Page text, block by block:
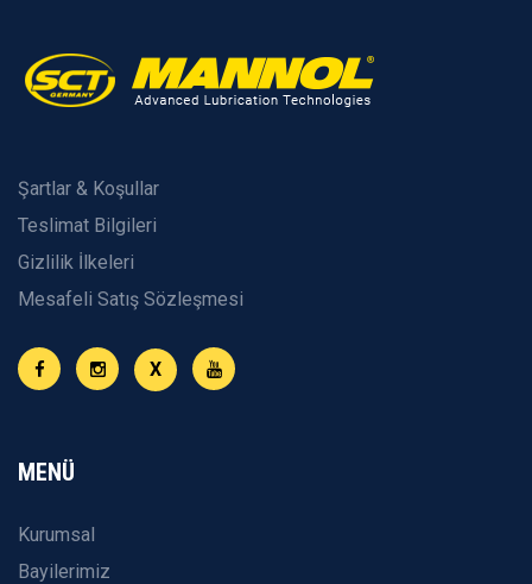
Şartlar & Koşullar
Teslimat Bilgileri
Gizlilik İlkeleri
Mesafeli Satış Sözleşmesi
X
MENÜ
Kurumsal
Bayilerimiz